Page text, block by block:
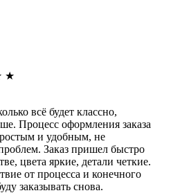
★
всё будет классно,
Процесс оформления заказа
и удобным, не
Заказ пришел быстро
цвета яркие, детали четкие.
от процесса и конечного
заказывать снова.